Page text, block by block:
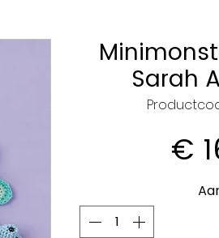
Sarah
€